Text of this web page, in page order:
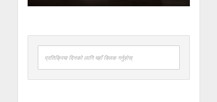
प्रतिक्रिया दिनको लागि यहाँ क्लिक गर्नुहोस्